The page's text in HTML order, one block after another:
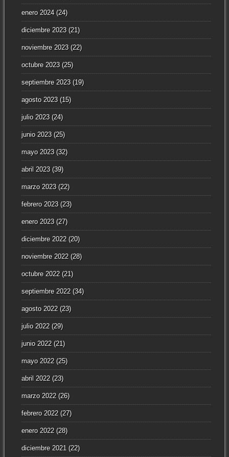
enero 2024(24)
diciembre 2023(21)
noviembre 2023(22)
octubre 2023(25)
septiembre 2023(19)
agosto 2023(15)
julio 2023(24)
junio 2023(25)
mayo 2023(32)
abril 2023(39)
marzo 2023(22)
febrero 2023(23)
enero 2023(27)
diciembre 2022(20)
noviembre 2022(28)
octubre 2022(21)
septiembre 2022(34)
agosto 2022(23)
julio 2022(29)
junio 2022(21)
mayo 2022(25)
abril 2022(23)
marzo 2022(26)
febrero 2022(27)
enero 2022(28)
diciembre 2021(22)